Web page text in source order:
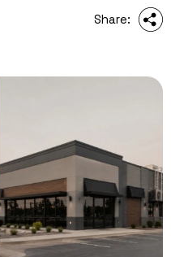
Share: